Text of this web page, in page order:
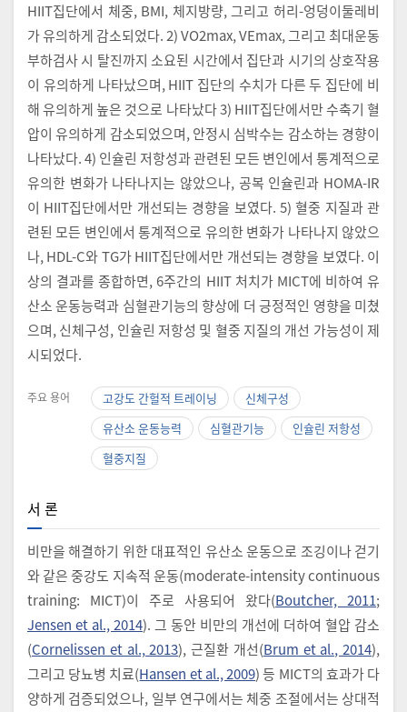
HIIT집단에서 체중, BMI, 체지방량, 그리고 허리-엉덩이둘레비
가 유의하게 감소되었다. 2) VO2max, VEmax, 그리고 최대운동
부하검사 시 탈진까지 소요된 시간에서 집단과 시기의 상호작용
이 유의하게 나타났으며, HIIT 집단의 수치가 다른 두 집단에 비
해 유의하게 높은 것으로 나타났다 3) HIIT집단에서만 수축기 혈
압이 유의하게 감소되었으며, 안정시 심박수는 감소하는 경향이
나타났다. 4) 인슐린 저항성과 관련된 모든 변인에서 통계적으로
유의한 변화가 나타나지는 않았으나, 공복 인슐린과 HOMA-IR
이 HIIT집단에서만 개선되는 경향을 보였다. 5) 혈중 지질과 관
련된 모든 변인에서 통계적으로 유의한 변화가 나타나지 않았으
나, HDL-C와 TG가 HIIT집단에서만 개선되는 경향을 보였다. 이
상의 결과를 종합하면, 6주간의 HIIT 처치가 MICT에 비하여 유
산소 운동능력과 심혈관기능의 향상에 더 긍정적인 영향을 미쳤
으며, 신체구성, 인슐린 저항성 및 혈중 지질의 개선 가능성이 제
시되었다.
주요 용어 고강도 간헐적 트레이닝
신체구성
유산소 운동능력
심혈관기능
인슐린 저항성
혈중지질
서 론
비만을 해결하기 위한 대표적인 유산소 운동으로 조깅이나 걷기
와 같은 중강도 지속적 운동(moderate-intensity continuous
training: MICT)이 주로 사용되어 왔다(Boutcher, 2011;
Jensen et al., 2014). 그 동안 비만의 개선에 더하여 혈압 감소
(Cornelissen et al., 2013), 근질환 개선(Brum et al., 2014),
그리고 당뇨병 치료(Hansen et al., 2009) 등 MICT의 효과가 다
양하게 검증되었으나, 일부 연구에서는 체중 조절에서는 상대적